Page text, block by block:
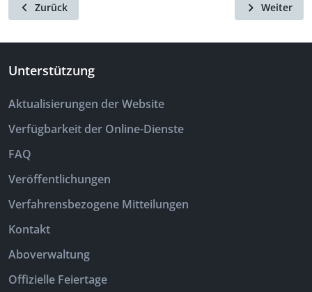
Zurück Weiter
Unterstützung
Aktualisierungen der Website
Verfügbarkeit der Online-Dienste
FAQ
Veröffentlichungen
Verfahrensbezogene Mitteilungen
Kontakt
Aboverwaltung
Offizielle Feiertage